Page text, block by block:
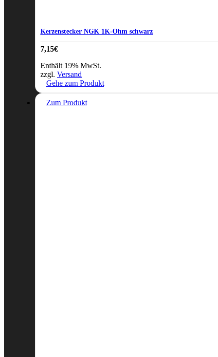
Kerzenstecker NGK 1K-Ohm schwarz
7,15€
Enthält 19% MwSt.
zzgl. Versand
Gehe zum Produkt
Zum Produkt